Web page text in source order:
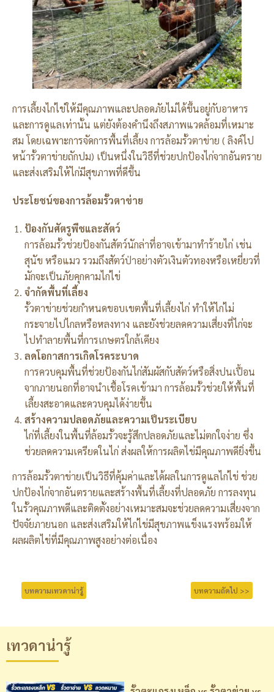
การเลี้ยงไก่ไข่ให้มีคุณภาพและปลอดภัยไม่ได้ขึ้นอยู่กับอาหาร
และการดูแลเท่านั้น แต่ยังต้องคำนึงถึงสภาพแวดล้อมที่เหมาะ
สม โดยเฉพาะการจัดการพื้นที่เลี้ยง การล้อมรั้วตาข่าย ( ลิงค์ไป
หน้ารั้วตาข่ายถักปม) เป็นหนึ่งในวิธีที่ช่วยปกป้องไก่จากอันตราย
และส่งเสริมให้ไก่มีสุขภาพที่ดีขึ้น
ประโยชน์ของการล้อมรั้วตาข่าย
ป้องกันศัตรูพืชและสัตว์
การล้อมรั้วช่วยป้องกันสัตว์นักล่าที่อาจเข้ามาทำร้ายไก่ เช่น
สุนัข หรือแมว รวมถึงสัตว์ป่าอย่างตัวเงินตัวทองหรือเหยี่ยวที่
มักจะเป็นภัยคุกคามไก่ไข่
จำกัดพื้นที่เลี้ยง
รั้วตาข่ายช่วยกำหนดขอบเขตพื้นที่เลี้ยงไก่ ทำให้ไก่ไม่
กระจายไปไกลหรือหลงทาง และยังช่วยลดความเสี่ยงที่ไก่จะ
ไปทำลายพื้นที่การเกษตรใกล้เคียง
ลดโอกาสการเกิดโรคระบาด
การควบคุมพื้นที่ช่วยป้องกันไก่สัมผัสกับสัตว์หรือสิ่งปนเปื้อน
จากภายนอกที่อาจนำเชื้อโรคเข้ามา การล้อมรั้วช่วยให้พื้นที่
เลี้ยงสะอาดและควบคุมได้ง่ายขึ้น
สร้างความปลอดภัยและความเป็นระเบียบ
ไก่ที่เลี้ยงในพื้นที่ล้อมรั้วจะรู้สึกปลอดภัยและไม่ตกใจง่าย ซึ่ง
ช่วยลดความเครียดในไก่ ส่งผลให้การผลิตไข่มีคุณภาพดียิ่งขึ้น
การล้อมรั้วตาข่ายเป็นวิธีที่คุ้มค่าและได้ผลในการดูแลไก่ไข่ ช่วย
ปกป้องไก่จากอันตรายและสร้างพื้นที่เลี้ยงที่ปลอดภัย การลงทุน
ในรั้วคุณภาพดีและติดตั้งอย่างเหมาะสมจะช่วยลดความเสี่ยงจาก
ปัจจัยภายนอก และส่งเสริมให้ไก่ไข่มีสุขภาพแข็งแรงพร้อมให้
ผลผลิตไข่ที่มีคุณภาพสูงอย่างต่อเนื่อง
บทความเทวดาน่ารู้ บทความถัดไป >>
เทวดาน่ารู้